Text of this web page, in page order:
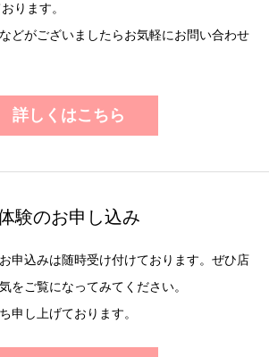
ります。
どがございましたらお気軽にお問い合わせ
詳しくはこちら
験のお申し込み
申込みは随時受け付けております。ぜひ店
をご覧になってみてください。
申し上げております。